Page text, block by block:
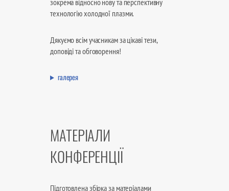
технологію холодної плазми.
Дякуємо всім учасникам за цікаві тези,
доповіді та обговорення!
галерея
МАТЕРІАЛИ
КОНФЕРЕНЦІЇ
Підготовлена збірка за матеріалами